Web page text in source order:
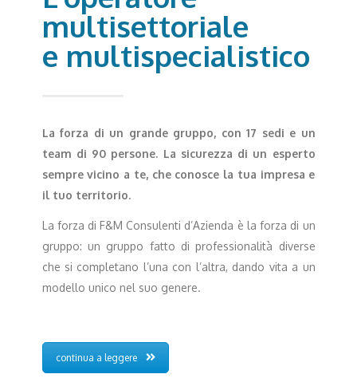
multisettoriale
e multispecialistico
La forza di un grande gruppo, con 17 sedi e un
team di 90 persone. La sicurezza di un esperto
sempre vicino a te, che conosce la tua impresa e
il tuo territorio.
La forza di F&M Consulenti d’Azienda è la forza di un
gruppo: un gruppo fatto di professionalità diverse
che si completano l’una con l’altra, dando vita a un
modello unico nel suo genere.
continua a leggere